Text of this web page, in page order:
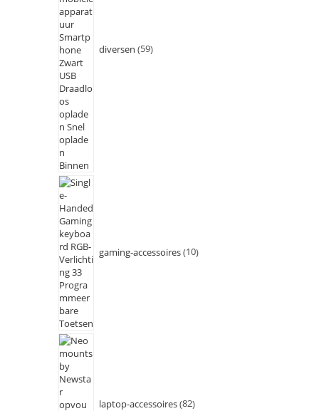
diversen 59
gaming-accessoires 10
laptop-accessoires 82